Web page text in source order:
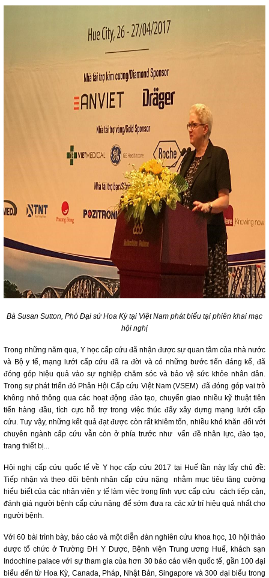
Bà Susan Sutton, Phó Đại sứ Hoa Kỳ tại Việt Nam phát biểu tại phiên khai mạc
hội nghị
Trong những năm qua, Y học cấp cứu đã nhận được sự quan tâm của nhà nước
và Bộ y tế, mạng lưới cấp cứu đã ra đời và có những bước tiến đáng kể, đã
đóng góp hiệu quả vào sự nghiệp chăm sóc và bảo vệ sức khỏe nhân dân.
Trong sự phát triển đó Phân Hội Cấp cứu Việt Nam (VSEM) đã đóng góp vai trò
không nhỏ thông qua các hoạt động đào tạo, chuyển giao nhiều kỹ thuật tiên
tiến hàng đầu, tích cực hỗ trợ trong việc thúc đẩy xây dựng mạng lưới cấp
cứu. Tuy vậy, những kết quả đạt được còn rất khiêm tốn, nhiều khó khăn đối với
chuyên ngành cấp cứu vẫn còn ở phía trước như vấn đề nhân lực, đào tạo,
trang thiết bị...
Hội nghị cấp cứu quốc tế về Y học cấp cứu 2017 tại Huế lần này lấy chủ đề:
Tiếp nhận và theo dõi bệnh nhân cấp cứu nặng nhằm mục tiêu tăng cường
hiểu biết của các nhân viên y tế làm việc trong lĩnh vực cấp cứu cách tiếp cận,
đánh giá người bệnh cấp cứu nặng để sớm đưa ra các xử trí hiệu quả nhất cho
người bệnh.
Với 60 bài trình bày, báo cáo và một diễn đàn nghiên cứu khoa học, 10 hội thảo
được tổ chức ở Trường ĐH Y Dược, Bệnh viện Trung ương Huế, khách sạn
Indochine palace với sự tham gia của hơn 30 báo cáo viên quốc tế, gần 100 đại
biểu đến từ Hoa Kỳ, Canada, Pháp, Nhật Bản, Singapore và 300 đại biểu trong